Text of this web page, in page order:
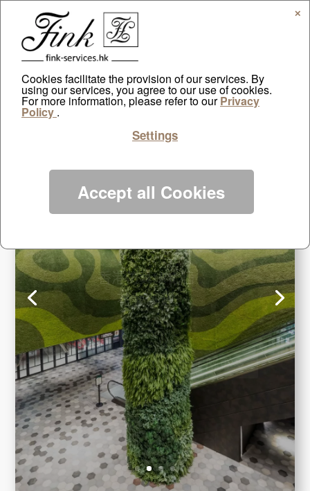
香港仿真綠化牆
花藝創建
了解更多
✕
Cookies facilitate the provision of our services. By
using our services, you agree to our use of cookies.
For more information, please refer to ourPrivacy
Policy .
Settings
Accept all Cookies